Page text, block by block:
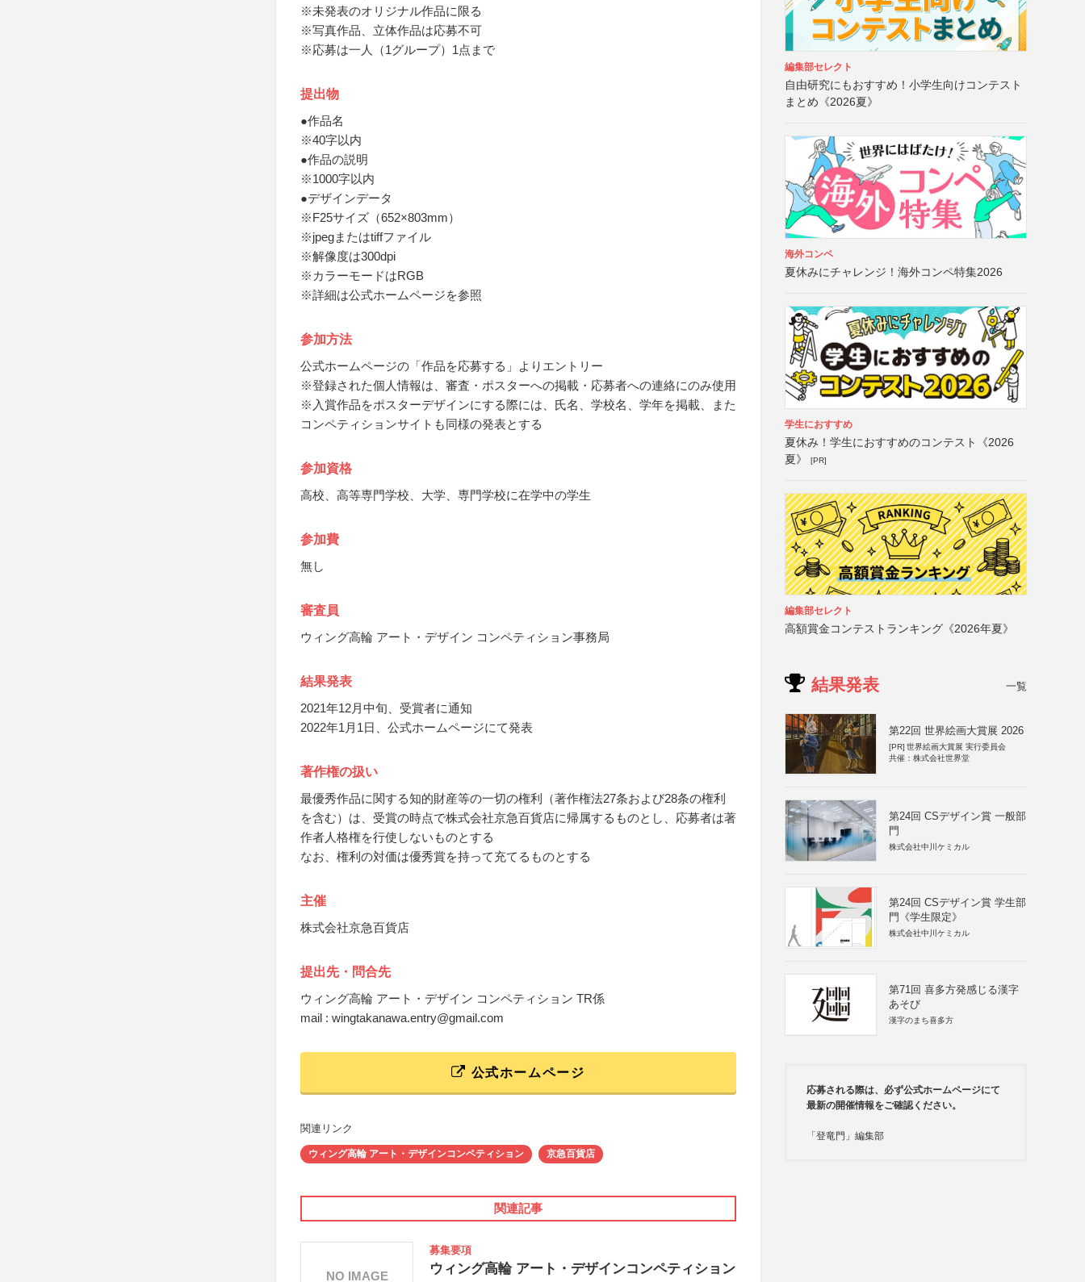
※未発表のオリジナル作品に限る
※写真作品、立体作品は応募不可
※応募は一人（1グループ）1点まで
提出物
●作品名
※40字以内
●作品の説明
※1000字以内
●デザインデータ
※F25サイズ（652×803mm）
※jpegまたはtiffファイル
※解像度は300dpi
※カラーモードはRGB
※詳細は公式ホームページを参照
参加方法
公式ホームページの「作品を応募する」よりエントリー
※登録された個人情報は、審査・ポスターへの掲載・応募者への連絡にのみ使用
※入賞作品をポスターデザインにする際には、氏名、学校名、学年を掲載、また
コンペティションサイトも同様の発表とする
参加資格
高校、高等専門学校、大学、専門学校に在学中の学生
参加費
無し
審査員
ウィング高輪 アート・デザイン コンペティション事務局
結果発表
2021年12月中旬、受賞者に通知
2022年1月1日、公式ホームページにて発表
著作権の扱い
最優秀作品に関する知的財産等の一切の権利（著作権法27条および28条の権利
を含む）は、受賞の時点で株式会社京急百貨店に帰属するものとし、応募者は著
作者人格権を行使しないものとする
なお、権利の対価は優秀賞を持って充てるものとする
主催
株式会社京急百貨店
提出先・問合先
ウィング高輪 アート・デザイン コンペティション TR係
mail : wingtakanawa.entry@gmail.com
公式ホームページ
関連リンク
ウィング高輪 アート・デザインコンペティション 京急百貨店
関連記事
募集要項
ウィング高輪 アート・デザインコンペティション
NO IMAGE
編集部セレクト
自由研究にもおすすめ！小学生向けコンテスト
まとめ《2026夏》
海外コンペ
夏休みにチャレンジ！海外コンペ特集2026
学生におすすめ
夏休み！学生におすすめのコンテスト《2026
夏》
[PR]
編集部セレクト
高額賞金コンテストランキング《2026年夏》
結果発表 一覧
第22回 世界絵画大賞展 2026
[PR] 世界絵画大賞展 実行委員会
共催：株式会社世界堂
第24回 CSデザイン賞 一般部
門
株式会社中川ケミカル
第24回 CSデザイン賞 学生部
門《学生限定》
株式会社中川ケミカル
第71回 喜多方発感じる漢字
あそび
漢字のまち喜多方
応募される際は、必ず公式ホームページにて
最新の開催情報をご確認ください。
「登竜門」編集部